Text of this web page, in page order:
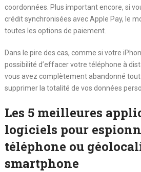
coordonnées. Plus important encore, si
crédit synchronisées avec Apple Pay, le
toutes les options de paiement.
Dans le pire des cas, comme si votre
possibilité d’effacer votre téléphone à
vous avez complètement abandonné tout
supprimer la totalité de vos données
Les 5 meilleures
logiciels pour
téléphone ou
smartphone